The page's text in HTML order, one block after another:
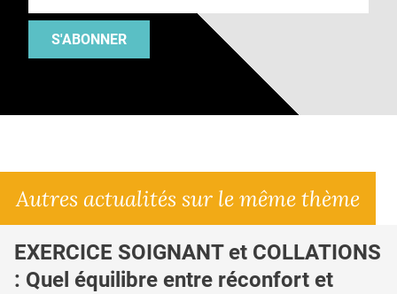
S'ABONNER
Autres actualités sur le même thème
EXERCICE SOIGNANT et COLLATIONS
: Quel équilibre entre réconfort et